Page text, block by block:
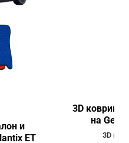
и
ET
3D коврики
на
3D